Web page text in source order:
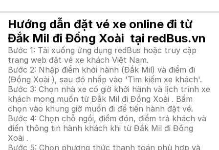
Hướng dẫn đặt vé xe online đi từ
Đắk Mil đi Đồng Xoài tại redBus.vn
Bước 1: Tải xuống ứng dụng redBus hoặc truy cập
trang web đặt vé xe khách Việt Nam.
Bước 2: Nhập điểm khởi hành (Đắk Mil) và điểm đi
(Đồng Xoài ), sau đó nhấp vào 'Tìm kiếm xe khách'.
Bước 3: Chọn nhà xe có giờ khởi hành và lịch trình xe
khách mong muốn từ Đắk Mil đi Đồng Xoài . Bấm
chọn vào khung giờ muốn đi để tiến hành đặt vé.
Bước 4: Chọn chỗ ngồi, điểm đón, điểm trả khách và
điền thông tin hành khách khi từ Đắk Mil đi Đồng
Xoài .
Bước 5: Chọn phương thức thanh toán phù hợp và